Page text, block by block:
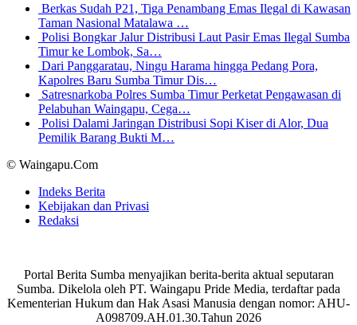
Berkas Sudah P21, Tiga Penambang Emas Ilegal di Kawasan
Taman Nasional Matalawa …
Polisi Bongkar Jalur Distribusi Laut Pasir Emas Ilegal Sumba
Timur ke Lombok, Sa…
Dari Panggaratau, Ningu Harama hingga Pedang Pora,
Kapolres Baru Sumba Timur Dis…
Satresnarkoba Polres Sumba Timur Perketat Pengawasan di
Pelabuhan Waingapu, Cega…
Polisi Dalami Jaringan Distribusi Sopi Kiser di Alor, Dua
Pemilik Barang Bukti M…
© Waingapu.Com
Indeks Berita
Kebijakan dan Privasi
Redaksi
Portal Berita Sumba menyajikan berita-berita aktual seputaran
Sumba. Dikelola oleh PT. Waingapu Pride Media, terdaftar pada
Kementerian Hukum dan Hak Asasi Manusia dengan nomor: AHU-
A098709.AH.01.30.Tahun 2026